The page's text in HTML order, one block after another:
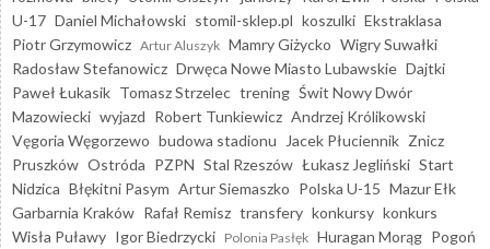
U-17 Daniel Michałowski stomil-sklep.pl koszulki Ekstraklasa
Piotr Grzymowicz Artur Aluszyk Mamry Giżycko Wigry Suwałki
Radosław Stefanowicz Drwęca Nowe Miasto Lubawskie Dajtki
Paweł Łukasik Tomasz Strzelec trening Świt Nowy Dwór
Mazowiecki wyjazd Robert Tunkiewicz Andrzej Królikowski
Vęgoria Węgorzewo budowa stadionu Jacek Płuciennik Znicz
Pruszków Ostróda PZPN Stal Rzeszów Łukasz Jegliński Start
Nidzica Błękitni Pasym Artur Siemaszko Polska U-15 Mazur Ełk
Garbarnia Kraków Rafał Remisz transfery konkursy konkurs
Wisła Puławy Igor Biedrzycki Polonia Pasłęk Huragan Morąg Pogoń